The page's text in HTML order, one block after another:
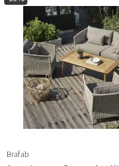
Brafab